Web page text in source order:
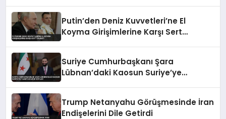
Putin’den Deniz Kuvvetleri’ne El
Koyma Girişimlerine Karşı Sert
Suriye Cumhurbaşkanı Şara
Lübnan’daki Kaosun Suriye’ye
Trump Netanyahu Görüşmesinde İran
Endişelerini Dile Getirdi